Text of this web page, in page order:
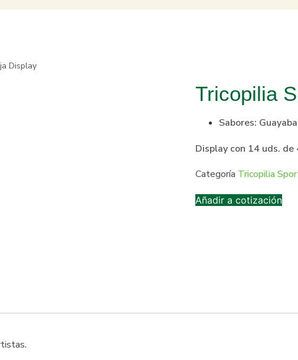
Display
Tricopilia
Sabores: Guayaba
Display con 14 uds. de
Categoría Tricopilia
Añadir a cotización